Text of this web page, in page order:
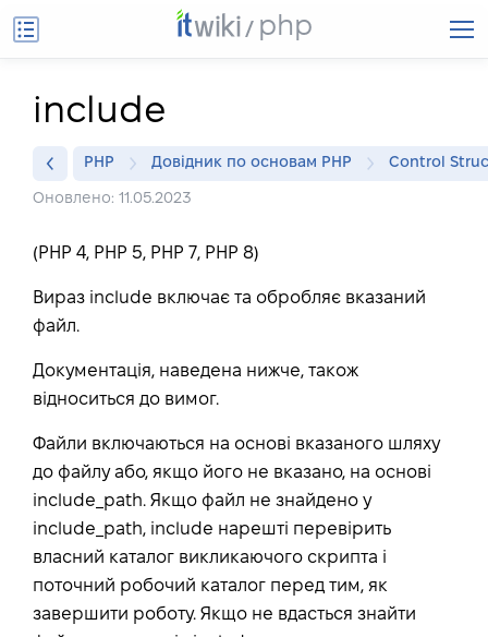
php
include
PHP Довідник по основам PHP Control
Оновлено: 11.05.2023
(PHP 4, PHP 5, PHP 7, PHP 8)
Вираз include включає та обробляє вказаний
файл.
Документація, наведена нижче, також
відноситься до вимог.
Файли включаються на основі вказаного шляху
до файлу або, якщо його не вказано, на основі
include_path. Якщо файл не знайдено у
include_path, include нарешті перевірить
власний каталог викликаючого скрипта і
поточний робочий каталог перед тим, як
завершити роботу. Якщо не вдасться знайти